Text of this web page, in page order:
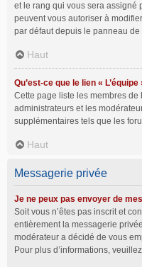
et le rang qui vous sera assigné
peuvent vous autoriser à
par défaut depuis le panneau de
Haut
Qu’est-ce que le lien « L’équipe
Cette page liste les membres de
administrateurs et les
supplémentaires tels que les
Haut
Messagerie privée
Je ne peux pas envoyer de
Soit vous n’êtes pas inscrit et
entièrement la messagerie
modérateur a décidé de vous
Pour plus d’informations,